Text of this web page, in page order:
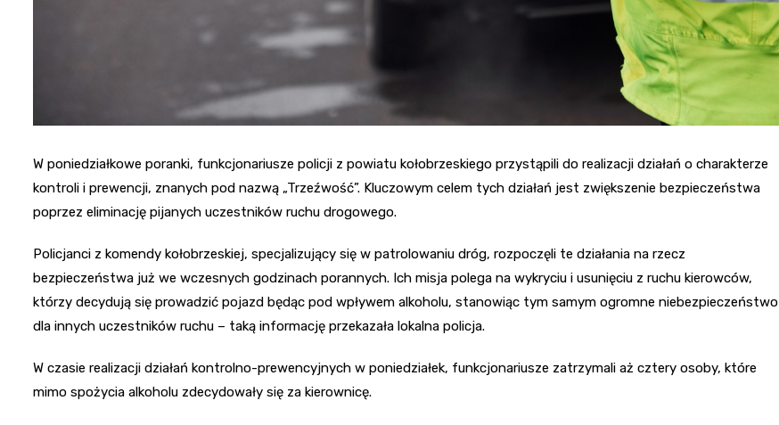
W poniedziałkowe poranki, funkcjonariusze policji z powiatu kołobrzeskiego przystąpili do realizacji działań o charakterze
kontroli i prewencji, znanych pod nazwą „Trzeźwość”. Kluczowym celem tych działań jest zwiększenie bezpieczeństwa
poprzez eliminację pijanych uczestników ruchu drogowego.
Policjanci z komendy kołobrzeskiej, specjalizujący się w patrolowaniu dróg, rozpoczęli te działania na rzecz
bezpieczeństwa już we wczesnych godzinach porannych. Ich misja polega na wykryciu i usunięciu z ruchu kierowców,
którzy decydują się prowadzić pojazd będąc pod wpływem alkoholu, stanowiąc tym samym ogromne niebezpieczeństwo
dla innych uczestników ruchu – taką informację przekazała lokalna policja.
W czasie realizacji działań kontrolno-prewencyjnych w poniedziałek, funkcjonariusze zatrzymali aż cztery osoby, które
mimo spożycia alkoholu zdecydowały się za kierownicę.